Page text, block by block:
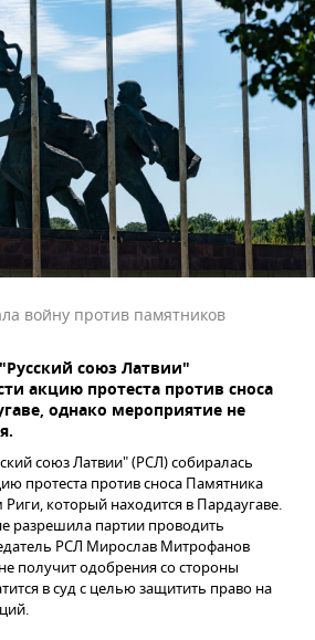
войну против памятников
союз Латвии"
акцию протеста против сноса
однако мероприятие не
союз Латвии" (РСЛ) собиралась
протеста против сноса Памятника
который находится в Пардаугаве.
разрешила партии проводить
РСЛ Мирослав Митрофанов
получит одобрения со стороны
в суд с целью защитить право на